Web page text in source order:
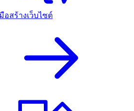
อสร้างเว็บไซต์